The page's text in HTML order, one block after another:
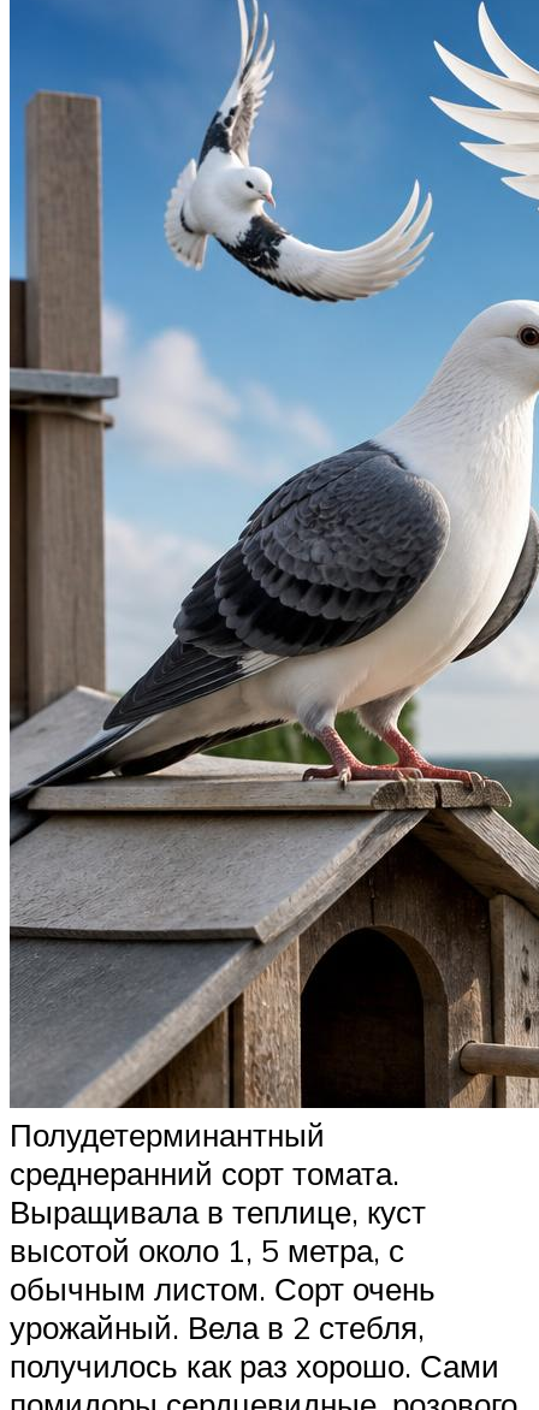
Полудетерминантный
среднеранний сорт томата.
Выращивала в теплице, куст
высотой около 1, 5 метра, с
обычным листом. Сорт очень
урожайный. Вела в 2 стебля,
получилось как раз хорошо. Сами